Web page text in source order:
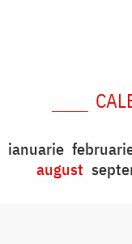
ianuarie
august